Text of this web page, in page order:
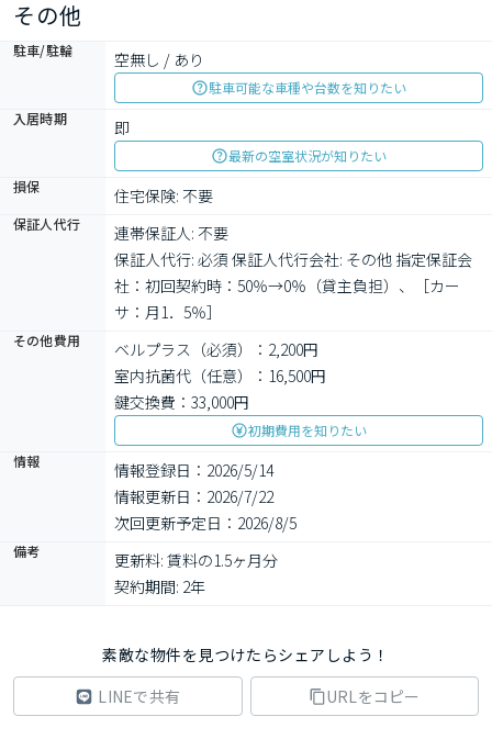
その他
駐車/駐輪 空無し / あり
駐車可能な車種や台数を知りたい
入居時期
即
最新の空室状況が知りたい
損保
住宅保険: 不要
保証人代行
連帯保証人: 不要
保証人代行: 必須 保証人代行会社: その他 指定保証会
社：初回契約時：50％→0％（貸主負担）、［カー
サ：月1．5％］
その他費用
ベルプラス（必須）：2,200円
室内抗菌代（任意）：16,500円
鍵交換費：33,000円
初期費用を知りたい
情報
情報登録日：2026/5/14
情報更新日：2026/7/22
次回更新予定日：2026/8/5
備考
更新料: 賃料の1.5ヶ月分
契約期間: 2年
素敵な物件を見つけたらシェアしよう！
LINEで共有
URLをコピー